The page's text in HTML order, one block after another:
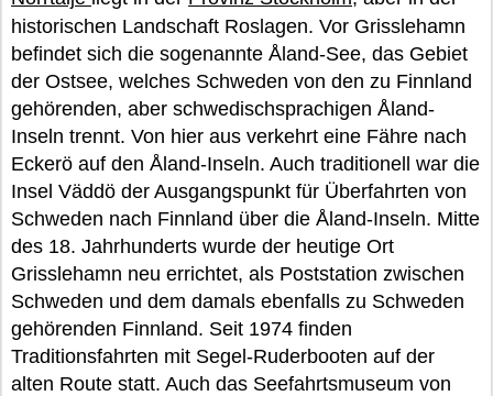
historischen Landschaft Roslagen. Vor Grisslehamn
befindet sich die sogenannte Åland-See, das Gebiet
der Ostsee, welches Schweden von den zu Finnland
gehörenden, aber schwedischsprachigen Åland-
Inseln trennt. Von hier aus verkehrt eine Fähre nach
Eckerö auf den Åland-Inseln. Auch traditionell war die
Insel Väddö der Ausgangspunkt für Überfahrten von
Schweden nach Finnland über die Åland-Inseln. Mitte
des 18. Jahrhunderts wurde der heutige Ort
Grisslehamn neu errichtet, als Poststation zwischen
Schweden und dem damals ebenfalls zu Schweden
gehörenden Finnland. Seit 1974 finden
Traditionsfahrten mit Segel-Ruderbooten auf der
alten Route statt. Auch das Seefahrtsmuseum von